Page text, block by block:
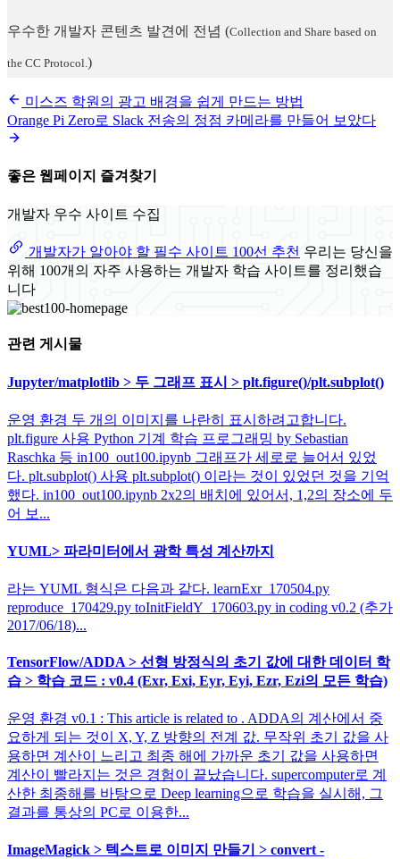
우수한 개발자 콘텐츠 발견에 전념 (Collection and Share based on
the CC Protocol.)
미스즈 학원의 광고 배경을 쉽게 만드는 방법
Orange Pi Zero로 Slack 전송의 정점 카메라를 만들어 보았다
좋은 웹페이지 즐겨찾기
개발자 우수 사이트 수집
개발자가 알아야 할 필수 사이트 100선 추천 우리는 당신을
위해 100개의 자주 사용하는 개발자 학습 사이트를 정리했습
니다
관련 게시물
Jupyter/matplotlib > 두 그래프 표시 > plt.figure()/plt.subplot()
운영 환경 두 개의 이미지를 나란히 표시하려고합니다.
plt.figure 사용 Python 기계 학습 프로그래밍 by Sebastian
Raschka 등 in100_out100.ipynb 그래프가 세로로 늘어서 있었
다. plt.subplot() 사용 plt.subplot() 이라는 것이 있었던 것을 기억
했다. in100_out100.ipynb 2x2의 배치에 있어서, 1,2의 장소에 두
어 보...
YUML> 파라미터에서 광학 특성 계산까지
라는 YUML 형식은 다음과 같다. learnExr_170504.py
reproduce_170429.py toInitFieldY_170603.py in coding v0.2 (추가
2017/06/18)...
TensorFlow/ADDA > 선형 방정식의 초기 값에 대한 데이터 학
습 > 학습 코드 : v0.4 (Exr, Exi, Eyr, Eyi, Ezr, Ezi의 모든 학습)
운영 환경 v0.1 : This article is related to . ADDA의 계산에서 중
요하게 되는 것이 X, Y, Z 방향의 전계 값. 무작위 초기 값을 사
용하면 계산이 느리고 최종 해에 가까운 초기 값을 사용하면
계산이 빨라지는 것은 경험이 끝났습니다. supercomputer로 계
산한 최종해를 바탕으로 Deep learning으로 학습을 실시해, 그
결과를 통상의 PC로 이용한...
ImageMagick > 텍스트로 이미지 만들기 > convert -